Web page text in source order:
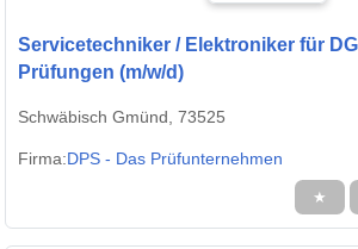
Servicetechniker / Elektroniker für
Prüfungen (m/w/d)
Schwäbisch Gmünd, 73525
Firma:DPS - Das Prüfunternehmen
★